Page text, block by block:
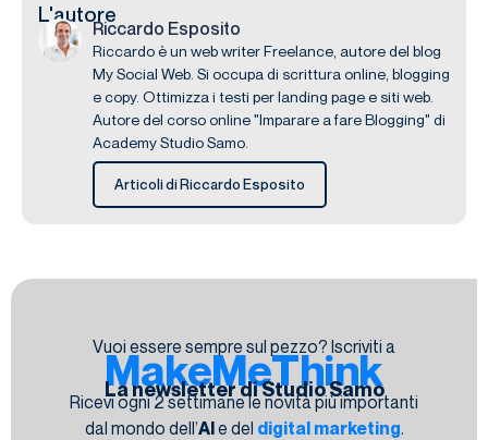
L'autore
Riccardo Esposito
Riccardo è un web writer Freelance, autore del blog
My Social Web. Si occupa di scrittura online, blogging
e copy. Ottimizza i testi per landing page e siti web.
Autore del corso online "Imparare a fare Blogging" di
Academy Studio Samo.
Articoli di Riccardo Esposito
Vuoi essere sempre sul pezzo? Iscriviti a
MakeMeThink
La newsletter di Studio Samo
Ricevi ogni 2 settimane le novità più importanti
dal mondo dell’AIe del digital marketing.